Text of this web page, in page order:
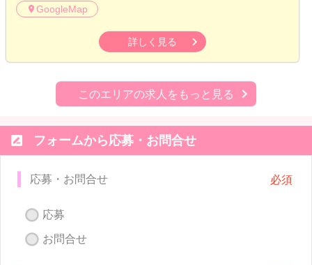
GoogleMap
詳しく見る
このエリアの求人をもっと見る
 フォームから応募・お問合せ
応募・お問合せ
応募
お問合せ